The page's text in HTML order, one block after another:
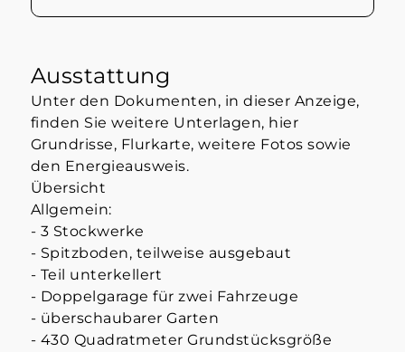
Ausstattung
Unter den Dokumenten, in dieser Anzeige,
finden Sie weitere Unterlagen, hier
Grundrisse, Flurkarte, weitere Fotos sowie
den Energieausweis.
Übersicht
Allgemein:
- 3 Stockwerke
- Spitzboden, teilweise ausgebaut
- Teil unterkellert
- Doppelgarage für zwei Fahrzeuge
- überschaubarer Garten
- 430 Quadratmeter Grundstücksgröße